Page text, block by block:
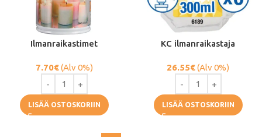
Ilmanraikastimet
7.70€(Alv 0%)
LISÄÄ OSTOSKORIIN
KC ilmanraikastaja
26.55€(Alv 0%)
LISÄÄ OSTOSKORIIN